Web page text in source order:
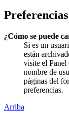
¿Cómo se puede
Si es un
están
visite el
nombre de
páginas del
preferencias.
Arriba